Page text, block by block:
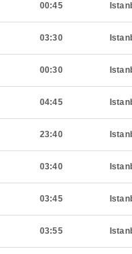
00:45
03:30
00:30
04:45
23:40
03:40
03:45
03:55